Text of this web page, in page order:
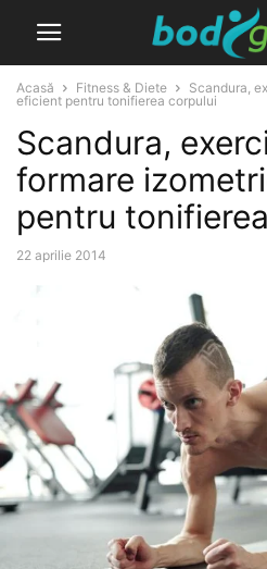
Acasă Fitness & Diete
Scandura,
eficient pentru tonifierea corpului
Scandura,
formare
pentru
22 aprilie 2014